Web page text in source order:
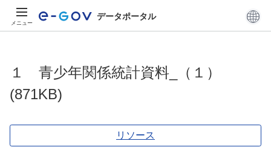
メニュー
データポータル
１ 青少年関係統計資料_（１）
(871KB)
リソース